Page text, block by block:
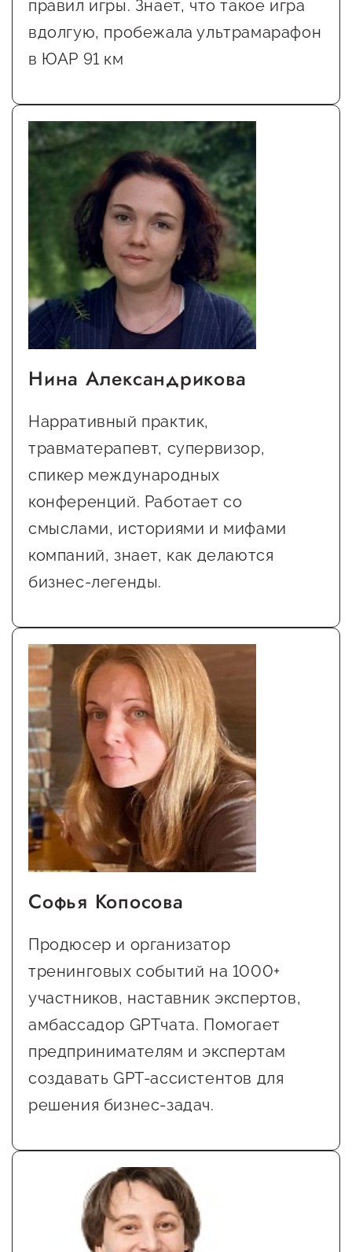
правил игры. Знает, что такое игра
вдолгую, пробежала ультрамарафон
в ЮАР 91 км
Нина Александрикова
Нарративный практик,
травматерапевт, супервизор,
спикер международных
конференций. Работает со
смыслами, историями и мифами
компаний, знает, как делаются
бизнес-легенды.
Софья Копосова
Продюсер и организатор
тренинговых событий на 1000+
участников, наставник экспертов,
амбассадор GPTчата. Помогает
предпринимателям и экспертам
создавать GPT-ассистентов для
решения бизнес-задач.